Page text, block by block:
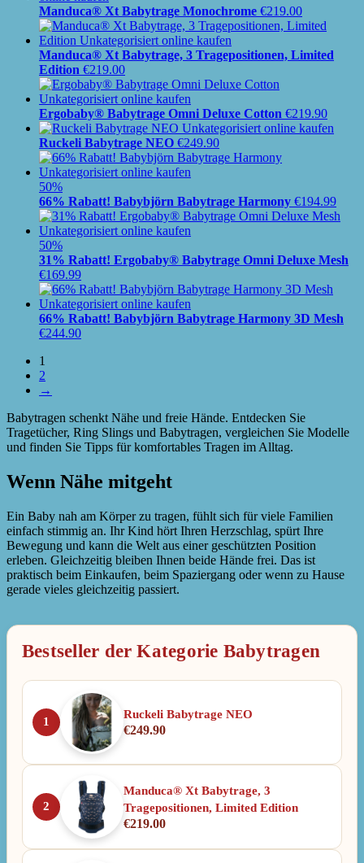
Manduca® Xt Babytrage Monochrome €219.00
Manduca® Xt Babytrage, 3 Tragepositionen, Limited
Edition €219.00
Ergobaby® Babytrage Omni Deluxe Cotton €219.90
Ruckeli Babytrage NEO €249.90
50%
66% Rabatt! Babybjörn Babytrage Harmony €194.99
50%
31% Rabatt! Ergobaby® Babytrage Omni Deluxe Mesh
€169.99
66% Rabatt! Babybjörn Babytrage Harmony 3D Mesh
€244.90
1
2
→
Babytragen schenkt Nähe und freie Hände. Entdecken Sie
Tragetücher, Ring Slings und Babytragen, vergleichen Sie Modelle
und finden Sie Tipps für komfortables Tragen im Alltag.
Wenn Nähe mitgeht
Ein Baby nah am Körper zu tragen, fühlt sich für viele Familien
einfach stimmig an. Ihr Kind hört Ihren Herzschlag, spürt Ihre
Bewegung und kann die Welt aus einer geschützten Position
erleben. Gleichzeitig bleiben Ihnen beide Hände frei. Das ist
praktisch beim Einkaufen, beim Spaziergang oder wenn zu Hause
gerade vieles gleichzeitig passiert.
Bestseller der Kategorie Babytragen
1
Ruckeli Babytrage NEO
€249.90
2
Manduca® Xt Babytrage, 3
Tragepositionen, Limited Edition
€219.00